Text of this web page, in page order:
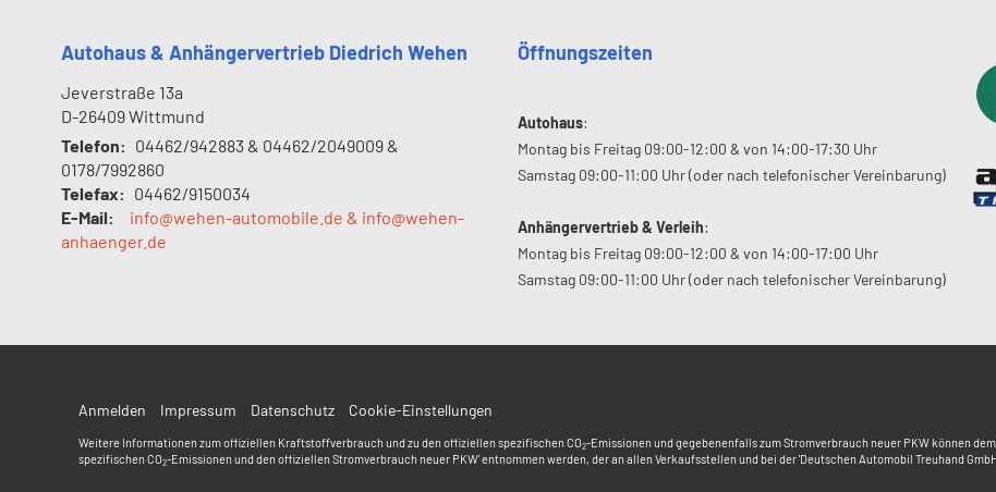
Autohaus & Anhängervertrieb Diedrich Wehen
Jeverstraße 13a
D-26409Wittmund
Telefon: 04462/942883 & 04462/2049009 &
0178/7992860
Telefax: 04462/9150034
E-Mail:
info@wehen-automobile.de & info@wehen-
anhaenger.de
Öffnungszeiten
Autohaus:
Montag bis Freitag 09:00-12:00 & von 14:00-17:30 Uhr
Samstag 09:00-11:00 Uhr (oder nach telefonischer Vereinbarung)
Anhängervertrieb & Verleih:
Montag bis Freitag 09:00-12:00 & von 14:00-17:00 Uhr
Samstag 09:00-11:00 Uhr (oder nach telefonischer Vereinbarung)
Anmelden Impressum Datenschutz Cookie-Einstellungen
Weitere Informationen zum offiziellen Kraftstoffverbrauch und zu den offiziellen spezifischen CO2-Emissionen und gegebenenfalls zum Stromverbrauch neuer PKW können
spezifischen CO2-Emissionen und den offiziellen Stromverbrauch neuer PKW' entnommen werden, der an allen Verkaufsstellen und bei der 'Deutschen Automobil Treuhand